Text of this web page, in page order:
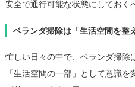
安全で通行可能な状態にしておく
ベランダ掃除は「生活空間を整
忙しい日々の中で、ベランダ掃除
「生活空間の一部」として意識